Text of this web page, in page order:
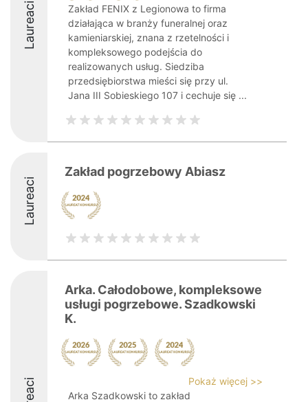
Laureaci
Zakład FENIX z Legionowa to firma
działająca w branży funeralnej oraz
kamieniarskiej, znana z rzetelności i
kompleksowego podejścia do
realizowanych usług. Siedziba
przedsiębiorstwa mieści się przy ul.
Jana III Sobieskiego 107 i cechuje się ...
Laureaci
Zakład pogrzebowy Abiasz
Arka. Całodobowe, kompleksowe
usługi pogrzebowe. Szadkowski
K.
Pokaż więcej >>
Arka Szadkowski to zakład